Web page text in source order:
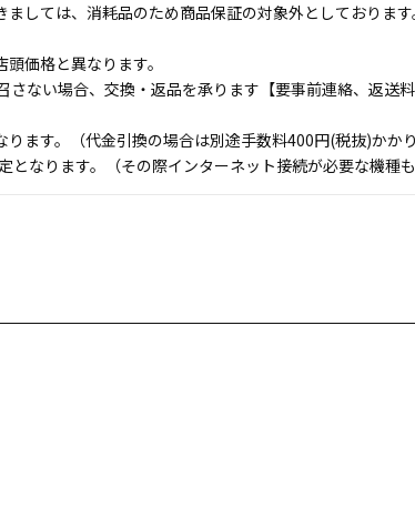
しては、消耗品のため商品保証の対象外としておりま
価格と異なります。
ない場合、交換・返品を承ります【要事前連絡、返送料
ます。（代金引換の場合は別途手数料400円(税抜)かかり
なります。（その際インターネット接続が必要な機種も